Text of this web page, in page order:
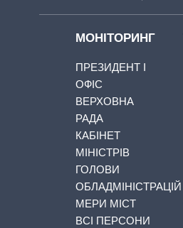
МОНІТОРИНГ
ПРЕЗИДЕНТ І
ОФІС
ВЕРХОВНА
РАДА
КАБІНЕТ
МІНІСТРІВ
ГОЛОВИ
ОБЛАДМІНІСТРАЦІЙ
МЕРИ МІСТ
ВСІ ПЕРСОНИ